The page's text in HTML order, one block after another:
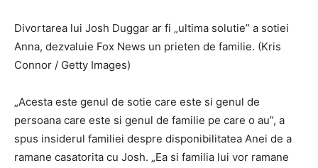
Divortarea lui Josh Duggar ar fi „ultima solutie” a sotiei
Anna, dezvaluie Fox News un prieten de familie. (Kris
Connor / Getty Images)
„Acesta este genul de sotie care este si genul de
persoana care este si genul de familie pe care o au”, a
spus insiderul familiei despre disponibilitatea Anei de a
ramane casatorita cu Josh. „Ea si familia lui vor ramane